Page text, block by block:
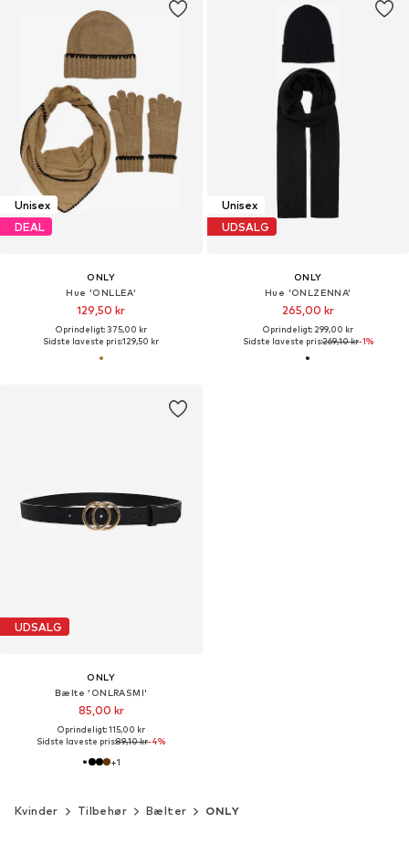
Unisex
DEAL
ONLY
Hue 'ONLLEA'
129,50 kr
Oprindeligt: 375,00 kr
Sidste laveste pris:129,50 kr
Unisex
UDSALG
ONLY
Hue 'ONLZENNA'
265,00 kr
Oprindeligt: 299,00 kr
Sidste laveste pris:269,10 kr-1%
UDSALG
ONLY
Bælte 'ONLRASMI'
85,00 kr
Oprindeligt: 115,00 kr
Sidste laveste pris:89,10 kr-4%
+1
Kvinder Tilbehør Bælter ONLY